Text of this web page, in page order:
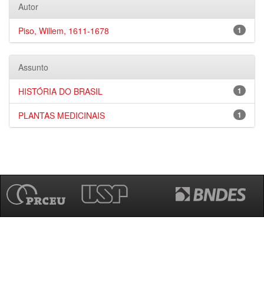
Autor
1
Piso, Willem, 1611-1678
Assunto
1
HISTÓRIA DO BRASIL
1
PLANTAS MEDICINAIS